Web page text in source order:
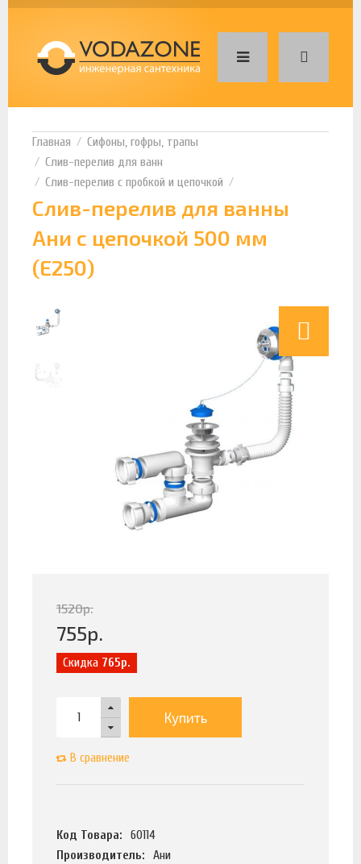
Сифоны, гофры, трапы
Слив-перелив для ванн
Слив-перелив с пробкой и цепочкой
Слив-перелив для ванны
Ани с цепочкой 500 мм
(E250)
1520р.
755р.
Скидка 765р.
Купить
В сравнение
Код Товара:
60114
Производитель:
Ани